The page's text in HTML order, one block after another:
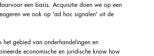
een basis. Acquisitie doen we op een
we ook op 'ad hoc signalen' uit de
gebied van onderhandelingen en
economische en juridische know how